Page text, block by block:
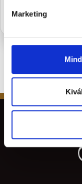
Marketing